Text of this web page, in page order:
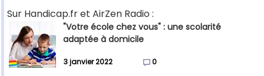
Sur Handicap.fr et AirZen Radio :
"Votre école chez vous" : une scolarité
adaptée à domicile
3 janvier 2022 0